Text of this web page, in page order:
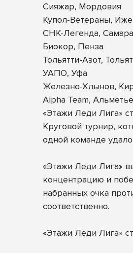
Сияжар, Мордовия
Купол-Ветераны,
СНК-Легенда, Самара
Биокор, Пенза
Тольятти-Азот,
УАПО, Уфа
Железно-Хлынов,
Alpha Team,
«Этажи Леди Лига»
Круговой турнир,
одной команде
«Этажи Леди Лига»
концентрацию и
набранных очка
соответственно.
«Этажи Леди Лига»